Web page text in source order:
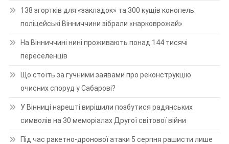
138 згортків для «закладок» та 300 кущів конопель:
поліцейські Вінниччини зібрали «нарковрожай»
На Вінниччині нині проживають понад 144 тисячі
переселенців
Що стоїть за гучними заявами про реконструкцію
очисних споруд у Сабарові?
У Вінниці нарешті вирішили позбутися радянських
символів на 30 меморіалах Другої світової війни
Під час ракетно-дронової атаки 5 серпня рашисти лише